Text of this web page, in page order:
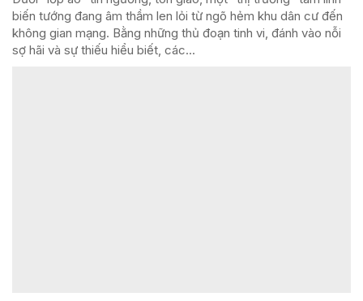
biến tướng đang âm thầm len lỏi từ ngõ hẻm khu dân cư đến
không gian mạng. Bằng những thủ đoạn tinh vi, đánh vào nỗi
sợ hãi và sự thiếu hiểu biết, các...